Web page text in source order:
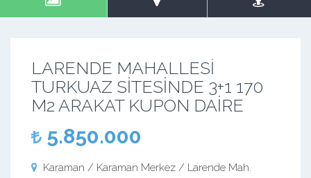
LARENDE MAHALLESİ
TURKUAZ SİTESİNDE 3+1 170
M2 ARAKAT KUPON DAİRE
5.850.000
Karaman / Karaman Merkez / Larende Mah.